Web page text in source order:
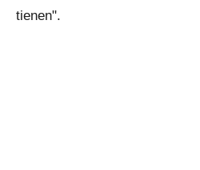
tienen".